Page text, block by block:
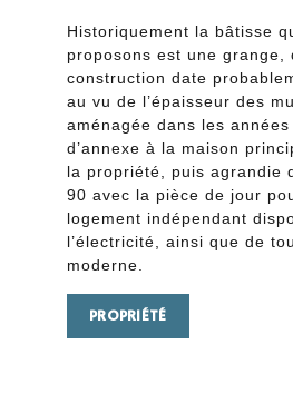
Historiquement la bâtisse
proposons est une grange,
construction date
au vu de l’épaisseur des
aménagée dans les
d’annexe à la maison
la propriété, puis agrandie
90 avec la pièce de jour
logement indépendant
l’électricité, ainsi que de
moderne.
PROPRIÉTÉ